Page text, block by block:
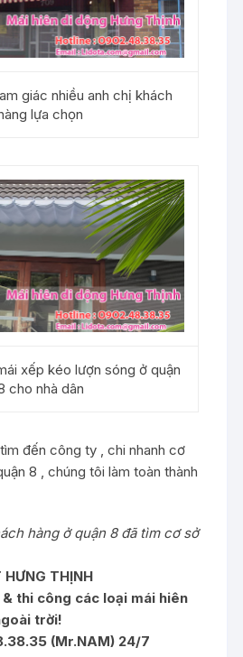
giác nhiều anh chị khách
lựa chọn
xếp kéo lượn sóng ở quận
cho nhà dân
đến công ty , chi nhanh cơ
8 , chúng tôi làm toàn thành
hàng ở quận 8 đã tìm cơ sở
HƯNG THỊNH
& thi công các loại mái hiên
trời!
(Mr.NAM) 24/7